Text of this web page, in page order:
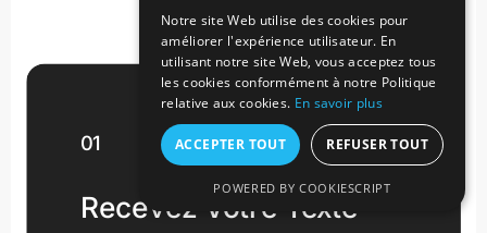
01
Recevez Votre Texte
Notre site Web utilise des cookies pour
améliorer l'expérience utilisateur. En
utilisant notre site Web, vous acceptez tous
les cookies conformément à notre Politique
relative aux cookies. En savoir plus
ACCEPTER TOUT REFUSER TOUT
POWERED BY COOKIESCRIPT